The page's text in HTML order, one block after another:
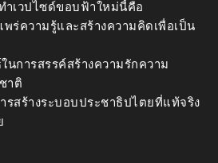
ำเวปไซด์ขอบฟ้าใหม่นี้คือ
พร่ความรู้และสร้างความคิดเพื่อเป็น
นการสรรค์สร้างความรักความ
าติ
รสร้างระบอบประชาธิปไตยที่แท้จริง